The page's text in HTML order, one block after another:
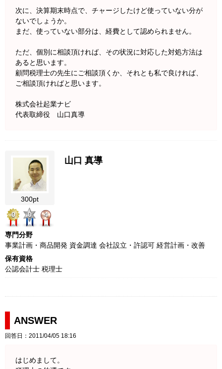
次に、決算期末時点で、チャージしたけど使っていない分が
ないでしょうか。
まだ、使っていない部分は、経費として認められません。
ただ、個別に相談頂ければ、その状況に対応した対処方法は
あると思います。
顧問税理士の先生にご相談頂くか、それとも私で良ければ、
ご相談頂ければと思います。
株式会社起業ナビ
代表取締役 山口真導
300pt
0
0 4
山口 真導
専門分野
事業計画・商品開発 資金調達 会社設立・許認可 経営計画・改善
保有資格
公認会計士 税理士
ANSWER
回答日：2011/04/05 18:16
はじめまして。